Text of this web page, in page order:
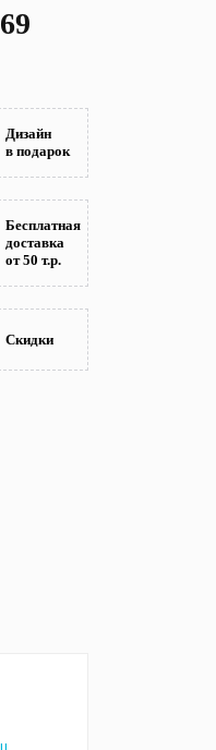
Дизайн
в подарок
Бесплатная
доставка
от 50 т.р.
Скидки